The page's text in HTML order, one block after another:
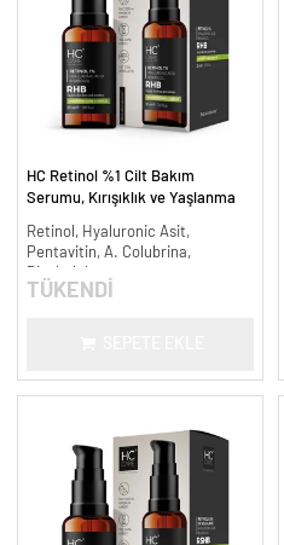
HC Retinol %1 Cilt Bakım
Serumu, Kırışıklık ve Yaşlanma
Retinol, Hyaluronic Asit,
Pentavitin, A. Colubrina,
Bisabolol
TÜKENDİ